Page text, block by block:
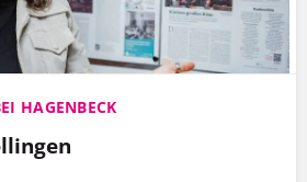
HAGENBECK